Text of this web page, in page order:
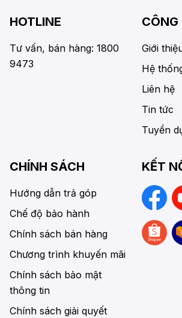
HOTLINE
Tư vấn, bán hàng: 1800
9473
CÔNG
Giới
Hệ
Liên hệ
Tin tức
Tuyển
CHÍNH SÁCH
Hướng dẫn trả góp
Chế độ bảo hành
Chính sách bán hàng
Chương trình khuyến mãi
Chính sách bảo mật
thông tin
Chính sách giải quyết
KẾT